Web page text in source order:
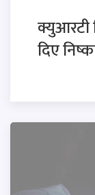
क्युआरटी
दिए